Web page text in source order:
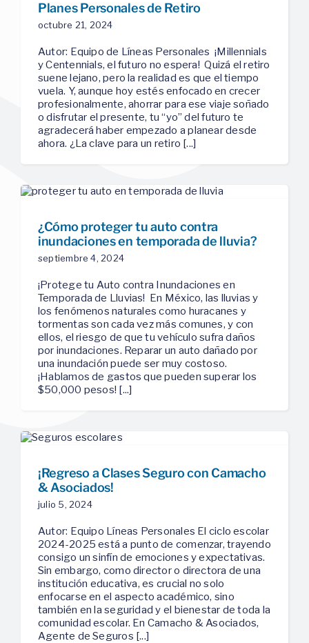
Planes Personales de Retiro
octubre 21, 2024
Autor: Equipo de Líneas Personales ¡Millennials
y Centennials, el futuro no espera! ️ Quizá el retiro
suene lejano, pero la realidad es que el tiempo
vuela. Y, aunque hoy estés enfocado en crecer
profesionalmente, ahorrar para ese viaje soñado
o disfrutar el presente, tu “yo” del futuro te
agradecerá haber empezado a planear desde
ahora. ¿La clave para un retiro [...]
¿Cómo proteger tu auto contra
inundaciones en temporada de lluvia?
septiembre 4, 2024
¡Protege tu Auto contra Inundaciones en
Temporada de Lluvias! ️ En México, las lluvias y
los fenómenos naturales como huracanes y
tormentas son cada vez más comunes, y con
ellos, el riesgo de que tu vehículo sufra daños
por inundaciones. Reparar un auto dañado por
una inundación puede ser muy costoso.
¡Hablamos de gastos que pueden superar los
$50,000 pesos! [...]
¡Regreso a Clases Seguro con Camacho
& Asociados!
julio 5, 2024
Autor: Equipo Líneas Personales El ciclo escolar
2024-2025 está a punto de comenzar, trayendo
consigo un sinfín de emociones y expectativas.
Sin embargo, como director o directora de una
institución educativa, es crucial no solo
enfocarse en el aspecto académico, sino
también en la seguridad y el bienestar de toda la
comunidad escolar. En Camacho & Asociados,
Agente de Seguros [...]